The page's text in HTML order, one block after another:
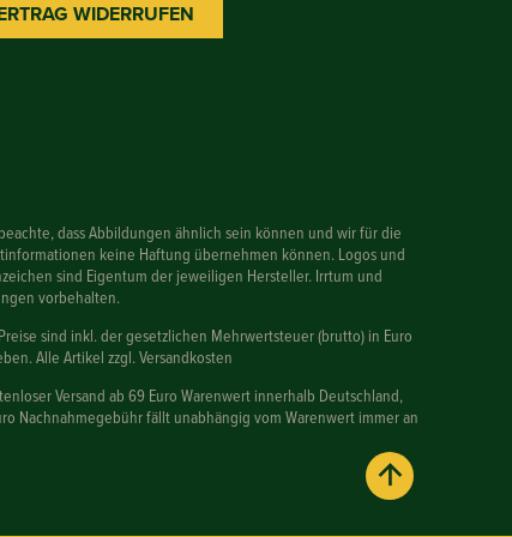
WIDERRUFEN
dass Abbildungen ähnlich sein können und wir für die
keine Haftung übernehmen können. Logos und
sind Eigentum der jeweiligen Hersteller. Irrtum und
vorbehalten.
sind inkl. der gesetzlichen Mehrwertsteuer (brutto) in Euro
Alle Artikel zzgl. Versandkosten
Versand ab 69 Euro Warenwert innerhalb Deutschland,
Nachnahmegebühr fällt unabhängig vom Warenwert immer an